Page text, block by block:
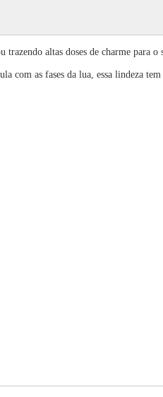
altas doses de charme para o
as fases da lua, essa lindeza tem